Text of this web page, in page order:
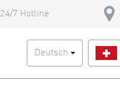
24/7 Hotline
Deutsch